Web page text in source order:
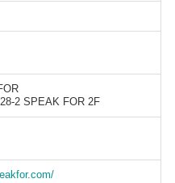
2 SPEAK FOR 2F